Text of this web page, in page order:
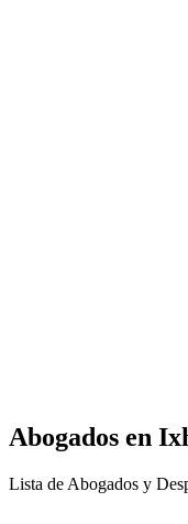
Abogados en
Lista de Abogados y